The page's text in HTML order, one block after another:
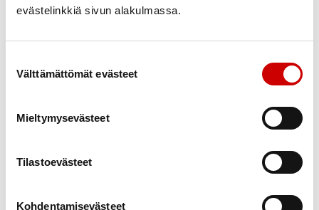
evästelinkkiä sivun alakulmassa.
Välttämättömät evästeet
Mieltymysevästeet
Tilastoevästeet
Kohdentamisevästeet
Lisäksi luvassa on monia mukavia tapahtumia.
10.2. Pohjois-Pohjanmaan alueosasto viettää päivän Oulun
Leikkimaassa
10.2. Tampereen seudun alueosaston ulkoilupäivä